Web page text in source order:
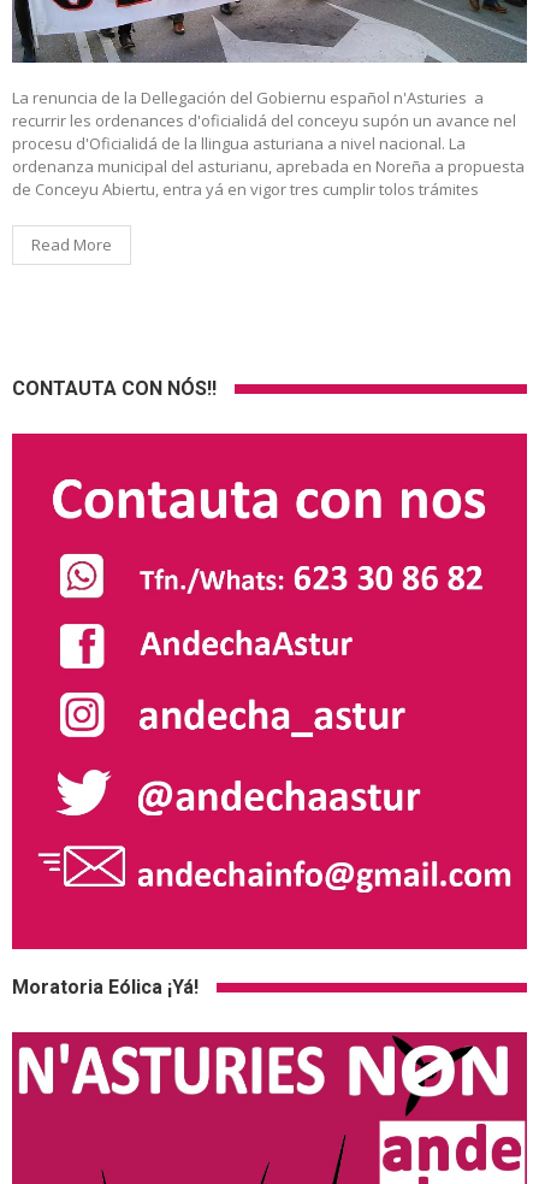
La renuncia de la Dellegación del Gobiernu español n'Asturies a
recurrir les ordenances d'oficialidá del conceyu supón un avance nel
procesu d'Oficialidá de la llingua asturiana a nivel nacional. La
ordenanza municipal del asturianu, aprebada en Noreña a propuesta
de Conceyu Abiertu, entra yá en vigor tres cumplir tolos trámites
Read More
CONTAUTA CON NÓS!!
Moratoria Eólica ¡Yá!